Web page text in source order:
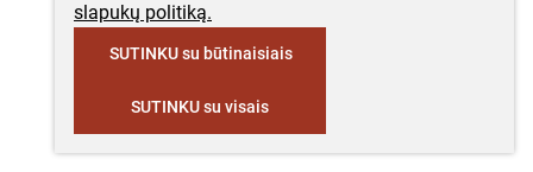
slapukų politiką.
SUTINKU su būtinaisiais
SUTINKU su visais